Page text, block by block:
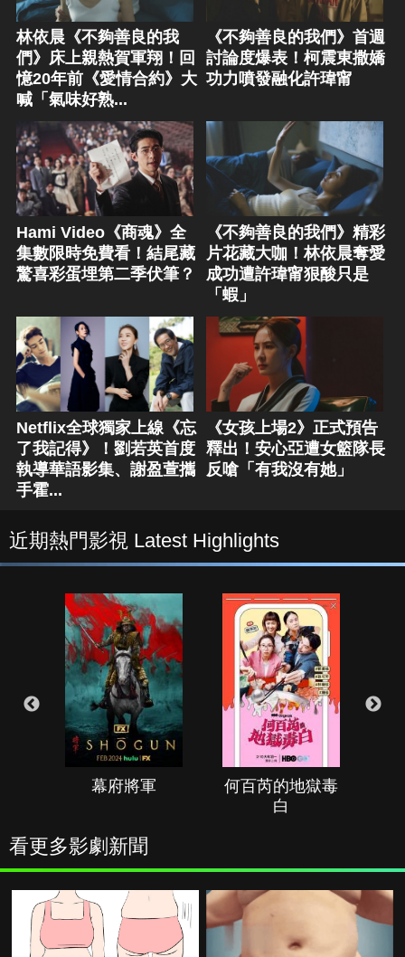
林依晨《不夠善良的我
們》床上親熱賀軍翔！回
憶20年前《愛情合約》大
喊「氣味好熟...
《不夠善良的我們》首週
討論度爆表！柯震東撒嬌
功力噴發融化許瑋甯
Hami Video《商魂》全
集數限時免費看！結尾藏
驚喜彩蛋埋第二季伏筆？
《不夠善良的我們》精彩
片花藏大咖！林依晨奪愛
成功遭許瑋甯狠酸只是
「蝦」
Netflix全球獨家上線《忘
了我記得》！劉若英首度
執導華語影集、謝盈萱攜
手霍...
《女孩上場2》正式預告
釋出！安心亞遭女籃隊長
反嗆「有我沒有她」
近期熱門影視 Latest Highlights
幕府將軍
何百芮的地獄毒
白
看更多影劇新聞